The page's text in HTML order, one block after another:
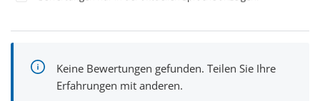
Keine Bewertungen gefunden. Teilen Sie Ihre
Erfahrungen mit anderen.